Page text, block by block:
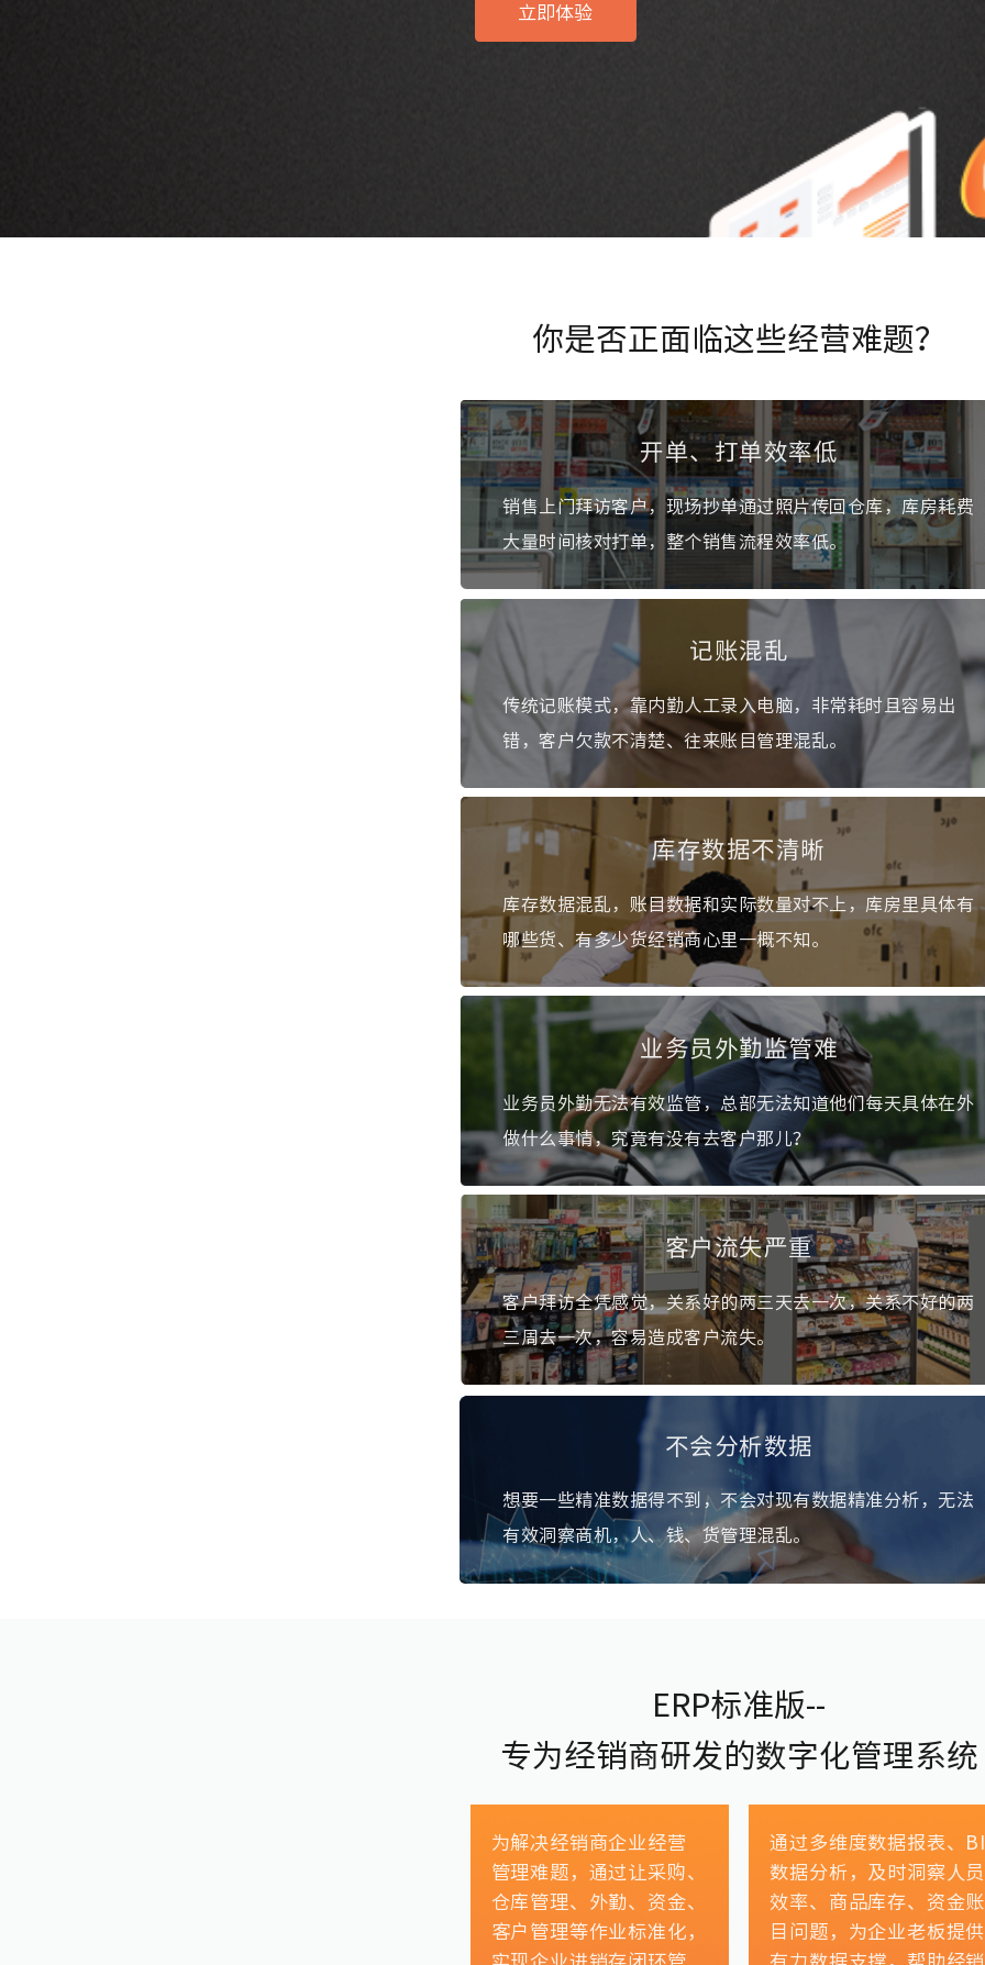
立即体验
你是否正面临这些经营难题？
开单、打单效率低
销售上门拜访客户，现场抄单通过照片传回仓库，库房耗费
大量时间核对打单，整个销售流程效率低。
记账混乱
传统记账模式，靠内勤人工录入电脑，非常耗时且容易出
错，客户欠款不清楚、往来账目管理混乱。
库存数据不清晰
库存数据混乱，账目数据和实际数量对不上，库房里具体有
哪些货、有多少货经销商心里一概不知。
业务员外勤监管难
业务员外勤无法有效监管，总部无法知道他们每天具体在外
做什么事情，究竟有没有去客户那儿？
客户流失严重
客户拜访全凭感觉，关系好的两三天去一次，关系不好的两
三周去一次，容易造成客户流失。
不会分析数据
想要一些精准数据得不到，不会对现有数据精准分析，无法
有效洞察商机，人、钱、货管理混乱。
ERP标准版--
专为经销商研发的数字化管理系统
为解决经销商企业经营
管理难题，通过让采购、
仓库管理、外勤、资金、
客户管理等作业标准化，
通过多维度数据报表、BI
数据分析，及时洞察人员
效率、商品库存、资金账
目问题，为企业老板提供